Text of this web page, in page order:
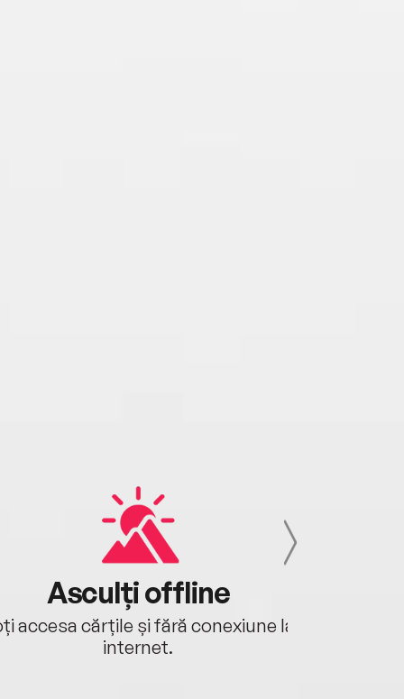
Asculți offline
accesa cărțile și fără conexiune la
internet.